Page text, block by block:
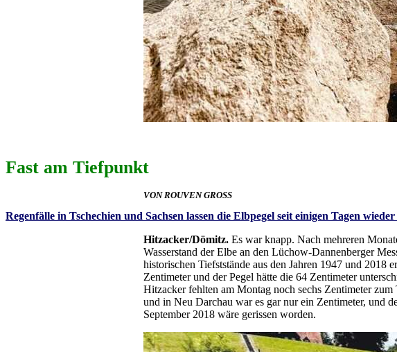
Fast am Tiefpunkt
VON ROUVEN GROSS
Regenfälle in Tschechien und Sachsen lassen die Elbpegel seit einigen Tagen
Hitzacker/Dömitz.Es war knapp. Nach mehreren
Wasserstand der Elbe an den Lüchow-Dannenberger
historischen Tiefststände aus den Jahren 1947 und 2018
Zentimeter und der Pegel hätte die 64 Zentimeter
Hitzacker fehlten am Montag noch sechs Zentimeter
und in Neu Darchau war es gar nur ein Zentimeter, und
September 2018 wäre gerissen worden.